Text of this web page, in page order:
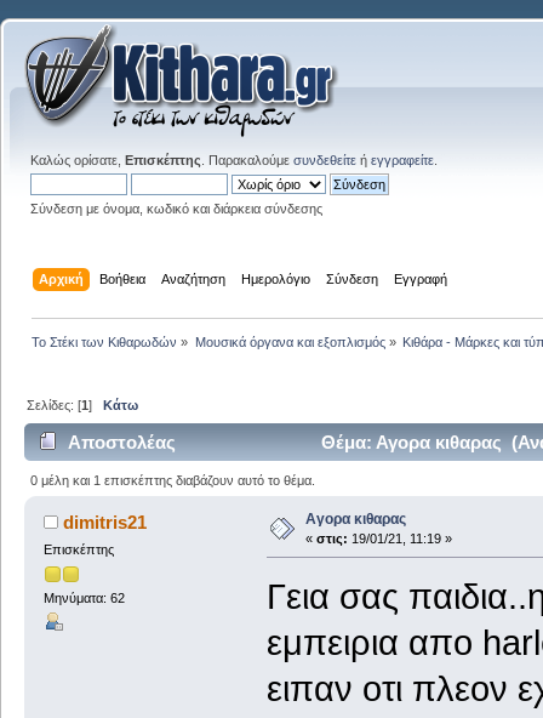
Καλώς ορίσατε, Επισκέπτης . Παρακαλούμε συνδεθείτε ή εγγραφείτε
Σύνδεση με όνομα, κωδικό και διάρκεια σύνδεσης
Αρχική Βοήθεια Αναζήτηση Ημερολόγιο Σύνδεση Εγγραφή
Το Στέκι των Κιθαρωδών » Μουσικά όργανα και εξοπλισμός» Κιθάρα - Μάρκες και
Σελίδες: [1]Κάτω
Αποστολέας Θέμα: Αγορα κιθαρας
0 μέλη και 1 επισκέπτης διαβάζουν αυτό το θέμα.
dimitris21
Επισκέπτης
Μηνύματα: 62
Αγορα κιθαρας
« στις: 19/01/21, 11:19 »
Γεια σας
εμπειρια απο
ειπαν οτι πλεον